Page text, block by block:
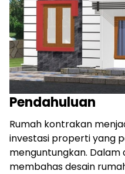
Pendahuluan
Rumah kontrakan
investasi properti yang
menguntungkan. Dalam
membahas desain